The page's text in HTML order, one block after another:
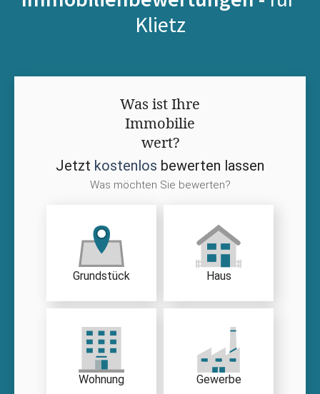
Klietz
Was ist Ihre
Immobilie
wert?
Jetzt kostenlos bewerten lassen
Was möchten Sie bewerten?
Grundstück Haus
Wohnung Gewerbe